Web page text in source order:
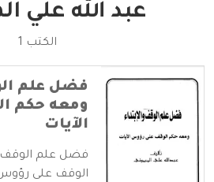
عبد الله علي
الكتب 1
فضل علم
ومعه حكم
الآيات
فضل علم الوقف
الوقف على رؤوس